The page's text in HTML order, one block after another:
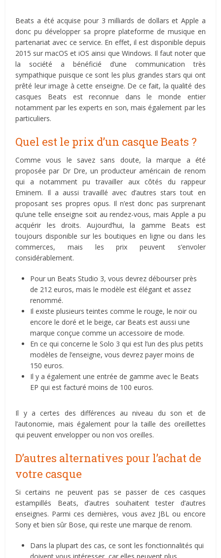
Beats a été acquise pour 3 milliards de dollars et Apple a
donc pu développer sa propre plateforme de musique en
partenariat avec ce service. En effet, il est disponible depuis
2015 sur macOS et iOS ainsi que Windows. Il faut noter que
la société a bénéficié d’une communication très
sympathique puisque ce sont les plus grandes stars qui ont
prêté leur image à cette enseigne. De ce fait, la qualité des
casques Beats est reconnue dans le monde entier
notamment par les experts en son, mais également par les
particuliers.
Quel est le prix d’un casque Beats ?
Comme vous le savez sans doute, la marque a été
proposée par Dr Dre, un producteur américain de renom
qui a notamment pu travailler aux côtés du rappeur
Eminem. Il a aussi travaillé avec d’autres stars tout en
proposant ses propres opus. Il n’est donc pas surprenant
qu’une telle enseigne soit au rendez-vous, mais Apple a pu
acquérir les droits. Aujourd’hui, la gamme Beats est
toujours disponible sur les boutiques en ligne ou dans les
commerces, mais les prix peuvent s’envoler
considérablement.
Pour un Beats Studio 3, vous devrez débourser près
de 212 euros, mais le modèle est élégant et assez
renommé.
Il existe plusieurs teintes comme le rouge, le noir ou
encore le doré et le beige, car Beats est aussi une
marque conçue comme un accessoire de mode.
En ce qui concerne le Solo 3 qui est l’un des plus petits
modèles de l’enseigne, vous devrez payer moins de
150 euros.
Il y a également une entrée de gamme avec le Beats
EP qui est facturé moins de 100 euros.
Il y a certes des différences au niveau du son et de
l’autonomie, mais également pour la taille des oreillettes
qui peuvent envelopper ou non vos oreilles.
D’autres alternatives pour l’achat de
votre casque
Si certains ne peuvent pas se passer de ces casques
estampillés Beats, d’autres souhaitent tester d’autres
enseignes. Parmi ces dernières, vous avez JBL ou encore
Sony et bien sûr Bose, qui reste une marque de renom.
Dans la plupart des cas, ce sont les fonctionnalités qui